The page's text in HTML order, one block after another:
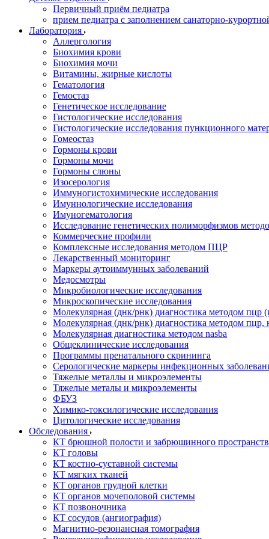
Первичный приём педиатра
прием педиатра с заполнением санаторно-
Лаборатория
Аллергология
Биохимия крови
Биохимия мочи
Витамины, жирные кислоты
Гематология
Гемостаз
Генетическое исследование
Гистологические исследования
Гистологические исследования пункционного
Гомеостаз
Гормоны крови
Гормоны мочи
Гормоны слюны
Изосерология
Иммуногистохимические исследования
Имуннологические исследования
Имуногематология
Исследование генетических полиморфизмов
Коммерческие профили
Комплексные исследования методом ПЦР
Лекарственный мониторинг
Маркеры аутоиммунных заболеваний
Медосмотры
Микробиологические исследования
Микроскопические исследования
Молекулярная (днк/рнк) диагностика методом пцр
Молекулярная (днк/рнк) диагностика методом пцр,
Молекулярная диагностика методом nasba
Общеклинические исследования
Программы пренатального скрининга
Серологические маркеры инфекционных
Тяжелые металлы и микроэлементы
Тяжелые металы и микроэлементы
ФБУЗ
Химико-токсилогические исследования
Цитологические исследования
Обследования
КТ брюшной полости и забрюшинного
КТ головы
КТ костно-суставной системы
КТ мягких тканей
КТ органов грудной клетки
КТ органов мочеполовой системы
КТ позвоночника
КТ сосудов (ангиография)
Магнитно-резонансная томография